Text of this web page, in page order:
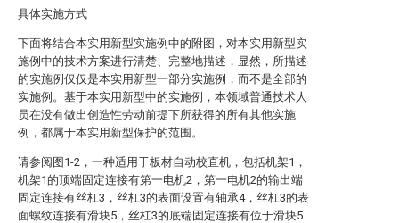
具体实施方式
下面将结合本实用新型实施例中的附图，对本实用新型实
施例中的技术方案进行清楚、完整地描述，显然，所描述
的实施例仅仅是本实用新型一部分实施例，而不是全部的
实施例。基于本实用新型中的实施例，本领域普通技术人
员在没有做出创造性劳动前提下所获得的所有其他实施
例，都属于本实用新型保护的范围。
请参阅图1-2，一种适用于板材自动校直机，包括机架1，
机架1的顶端固定连接有第一电机2，第一电机2的输出端
固定连接有丝杠3，丝杠3的表面设置有轴承4，丝杠3的表
面螺纹连接有滑块5，丝杠3的底端固定连接有位于滑块5